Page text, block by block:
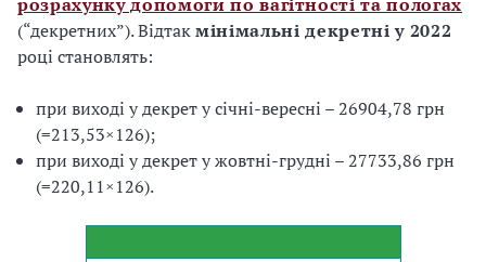
(“декретних”). Відтакмінімальні декретні у 2022
році становлять:
при виході у декрет у січні-вересні – 26904,78 грн
(=213,53×126);
при виході у декрет у жовтні-грудні – 27733,86 грн
(=220,11×126).